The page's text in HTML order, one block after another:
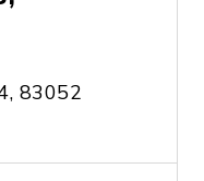
83052